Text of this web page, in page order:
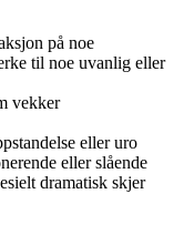
på noe
til noe uvanlig eller
vekker
eller uro
eller slående
dramatisk skjer